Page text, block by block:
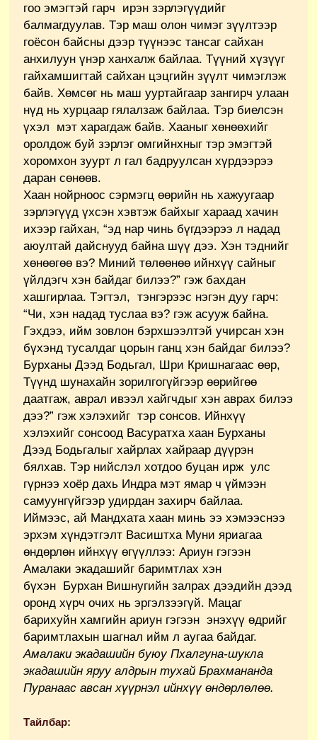
гоо эмэгтэй гарч ирэн зэрлэгүүдийг
балмагдуулав. Тэр маш олон чимэг зүүлтээр
гоёсон байсны дээр түүнээс тансаг сайхан
анхилуун үнэр ханхалж байлаа. Түүний хүзүүг
гайхамшигтай сайхан цэцгийн зүүлт чимэглэж
байв. Хөмсөг нь маш ууртайгаар зангирч улаан
нүд нь хурцаар гялалзаж байлаа. Тэр биелсэн
үхэл мэт харагдаж байв. Хааныг хөнөөхийг
оролдож буй зэрлэг омгийнхныг тэр эмэгтэй
хоромхон зуурт л гал бадруулсан хүрдээрээ
даран сөнөөв.
Хаан нойрноос сэрмэгц өөрийн нь хажуугаар
зэрлэгүүд үхсэн хэвтэж байхыг хараад хачин
ихээр гайхан, “эд нар чинь бүгдээрээ л надад
аюултай дайснууд байна шүү дээ. Хэн тэднийг
хөнөөгөө вэ? Миний төлөөнөө ийнхүү сайныг
үйлдэгч хэн байдаг билээ?” гэж бахдан
хашгирлаа. Тэгтэл, тэнгэрээс нэгэн дуу гарч:
“Чи, хэн надад туслаа вэ? гэж асууж байна.
Гэхдээ, ийм зовлон бэрхшээлтэй учирсан хэн
бүхэнд тусалдаг цорын ганц хэн байдаг билээ?
Бурханы Дээд Бодьгал, Шри Кришнагаас өөр,
Түүнд шунахайн зорилгогүйгээр өөрийгөө
даатгаж, аврал ивээл хайгчдыг хэн аврах билээ
дээ?” гэж хэлэхийг тэр сонсов. Ийнхүү
хэлэхийг сонсоод Васуратха хаан Бурханы
Дээд Бодьгалыг хайрлах хайраар дүүрэн
бялхав. Тэр нийслэл хотдоо буцан ирж улс
гүрнээ хоёр дахь Индра мэт ямар ч үймээн
самуунгүйгээр удирдан захирч байлаа.
Иймээс, ай Мандхата хаан минь ээ хэмээснээ
эрхэм хүндэтгэлт Васиштха Муни яриагаа
өндөрлөн ийнхүү өгүүллээ: Ариун гэгээн
Амалаки экадашийг баримтлах хэн
бүхэн Бурхан Вишнугийн залрах дээдийн дээд
оронд хүрч очих нь эргэлзээгүй. Мацаг
барихуйн хамгийн ариун гэгээн энэхүү өдрийг
баримтлахын шагнал ийм л аугаа байдаг.
Амалаки экадашийн буюу Пхалгуна-шукла
экадашийн яруу алдрын тухай Брахмананда
Пуранаас авсан хүүрнэл ийнхүү өндөрлөлөө.
Тайлбар: